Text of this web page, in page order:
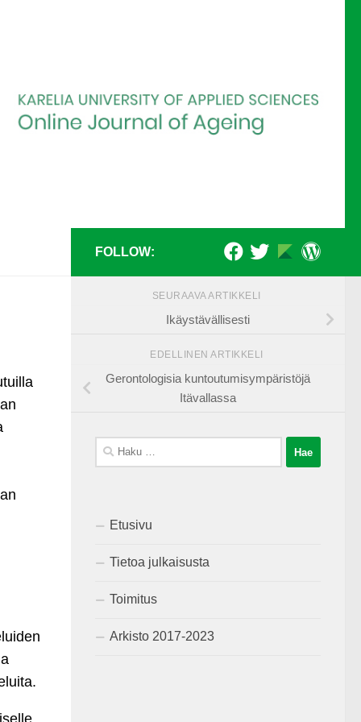
FOLLOW:
SEURAAVA ARTIKKELI
Ikäystävällisesti
EDELLINEN ARTIKKELI
Gerontologisia kuntoutumisympäristöjä
Itävallassa
Haku:
Etusivu
Tietoa julkaisusta
Toimitus
Arkisto 2017-2023